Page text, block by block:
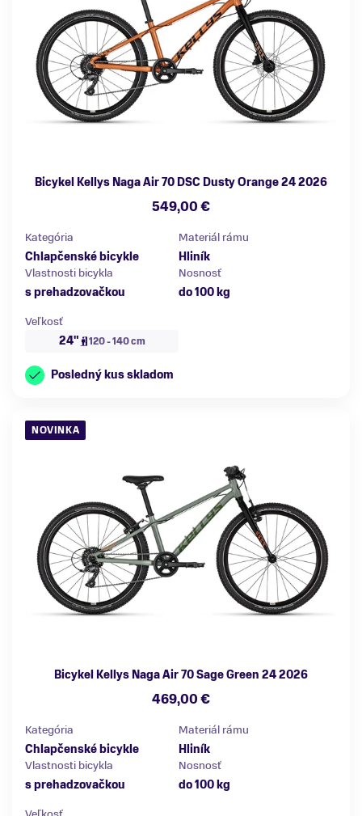
Bicykel Kellys Naga Air 70 DSC Dusty Orange 24 2026
549,00 €
Kategória
Chlapčenské bicykle
Materiál rámu
Hliník
Vlastnosti bicykla
s prehadzovačkou
Nosnosť
do 100 kg
Veľkosť
24"
120 - 140 cm
Posledný kus skladom
NOVINKA
Bicykel Kellys Naga Air 70 Sage Green 24 2026
469,00 €
Kategória
Chlapčenské bicykle
Materiál rámu
Hliník
Vlastnosti bicykla
s prehadzovačkou
Nosnosť
do 100 kg